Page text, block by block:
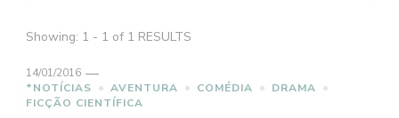
Showing: 1 - 1 of 1 RESULTS
14/01/2016
*NOTÍCIAS
AVENTURA COMÉDIA
DRAMA
FICÇÃO CIENTÍFICA